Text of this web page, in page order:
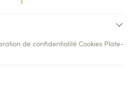
de confidentialité Cookies Plate-